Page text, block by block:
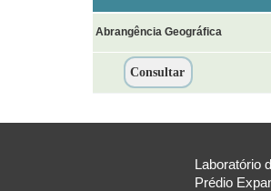
Abrangência Geográfica
Laboratório
Prédio